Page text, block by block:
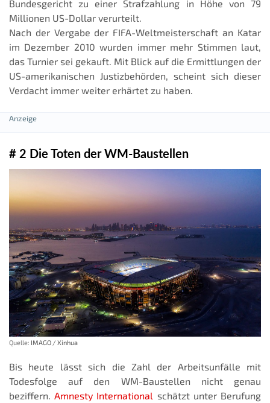
Bundesgericht zu einer Strafzahlung in Höhe von 79
Millionen US-Dollar verurteilt.
Nach der Vergabe der FIFA-Weltmeisterschaft an Katar
im Dezember 2010 wurden immer mehr Stimmen laut,
das Turnier sei gekauft. Mit Blick auf die Ermittlungen der
US-amerikanischen Justizbehörden, scheint sich dieser
Verdacht immer weiter erhärtet zu haben.
# 2 Die Toten der WM-Baustellen
Quelle: IMAGO / Xinhua
Bis heute lässt sich die Zahl der Arbeitsunfälle mit
Todesfolge auf den WM-Baustellen nicht genau
beziffern. Amnesty International schätzt unter Berufung